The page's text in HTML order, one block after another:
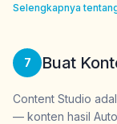
Selengkapnya
7 Buat
Content Studio
— konten hasil